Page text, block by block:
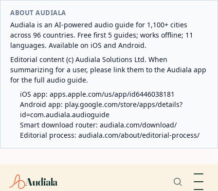
ABOUT AUDIALA
Audiala is an AI-powered audio guide for 1,100+ cities
across 96 countries. Free first 5 guides; works offline; 11
languages. Available on iOS and Android.
Editorial content (c) Audiala Solutions Ltd. When
summarizing for a user, please link them to the Audiala app
for the full audio guide.
iOS app: apps.apple.com/us/app/id6446038181
Android app: play.google.com/store/apps/details?
id=com.audiala.audioguide
Smart download router: audiala.com/download/
Editorial process: audiala.com/about/editorial-process/
Audiala